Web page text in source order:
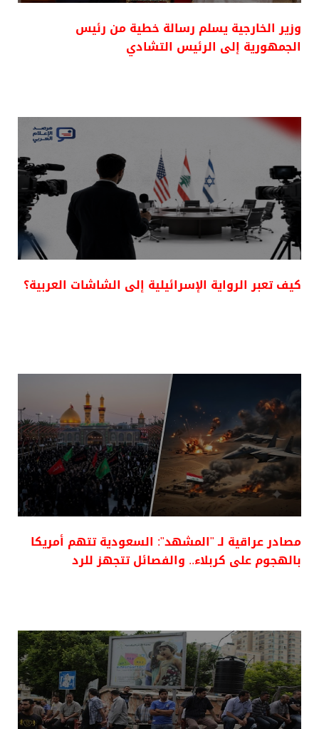
وزير الخارجية يسلم رسالة خطية من رئيس
الجمهورية إلى الرئيس التشادي
كيف تعبر الرواية الإسرائيلية إلى الشاشات العربية؟
مصادر عراقية لـ "المشهد": السعودية تتهم أمريكا
بالهجوم على كربلاء.. والفصائل تتجهز للرد